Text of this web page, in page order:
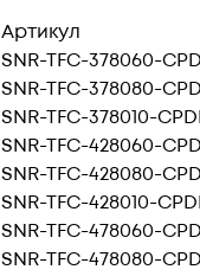
Артикул
SNR-TFC-378060-
SNR-TFC-378080-
SNR-TFC-378010-
SNR-TFC-428060-
SNR-TFC-428080-
SNR-TFC-428010-
SNR-TFC-478060-
SNR-TFC-478080-